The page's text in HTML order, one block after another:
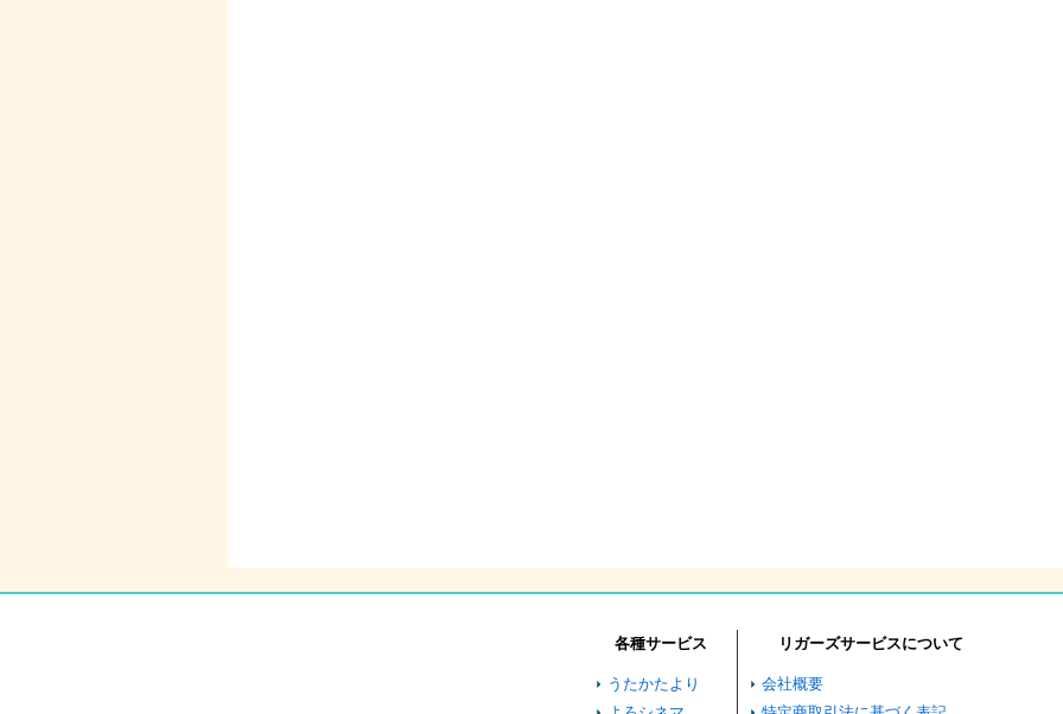
各種サービス
うたかたより
リガーズサービスについて
会社概要